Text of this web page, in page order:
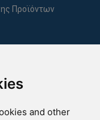
and other
Προϊόντων